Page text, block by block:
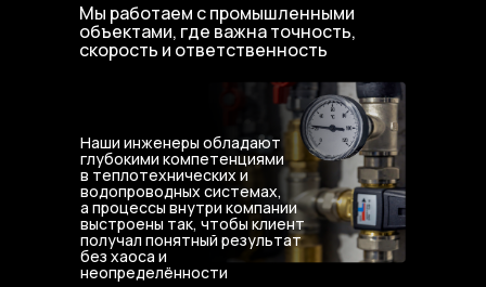
Мы работаем с промышленными
объектами, где важна точность,
скорость и ответственность
Наши инженеры обладают
глубокими компетенциями
в теплотехнических и
водопроводных системах,
а процессы внутри компании
выстроены так, чтобы клиент
получал понятный результат
без хаоса и
неопределённости